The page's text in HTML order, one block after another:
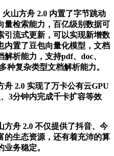
山方舟 2.0 内置了字节跳动
量检索能力，百亿级别数据可
引流式更新，可以实现新增数
内置了豆包向量化模型，文档
析能力，支持pdf、doc、
种复杂类型文档解析能力。
2.0 实现了万卡公有云GPU
3分钟内完成千卡扩容等效
舟 2.0 不仅提供了抖音、今
的生态资源，还有着充沛的算
务稳定。